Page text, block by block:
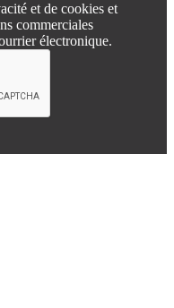
et de cookies et
commerciales
électronique.